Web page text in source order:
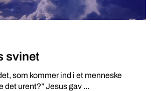
svinet
som kommer ind i et menneske
det urent?” Jesus gav ...